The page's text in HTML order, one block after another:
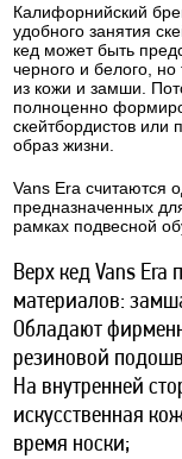
Калифорнийский
удобного занятия
кед может быть
черного и белого,
из кожи и замши.
полноценно
скейтбордистов или
образ жизни.
Vans Era считаются
предназначенных
рамках подвесной
Верх кед Vans Era
материалов:
Обладают
резиновой
На внутренней
искусственная
время носки;